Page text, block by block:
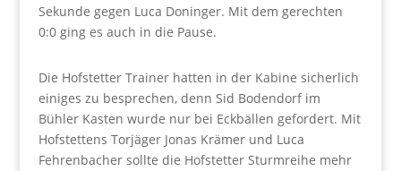
Sekunde gegen Luca Doninger. Mit dem gerechten
0:0 ging es auch in die Pause.
Die Hofstetter Trainer hatten in der Kabine sicherlich
einiges zu besprechen, denn Sid Bodendorf im
Bühler Kasten wurde nur bei Eckbällen gefordert. Mit
Hofstettens Torjäger Jonas Krämer und Luca
Fehrenbacher sollte die Hofstetter Sturmreihe mehr